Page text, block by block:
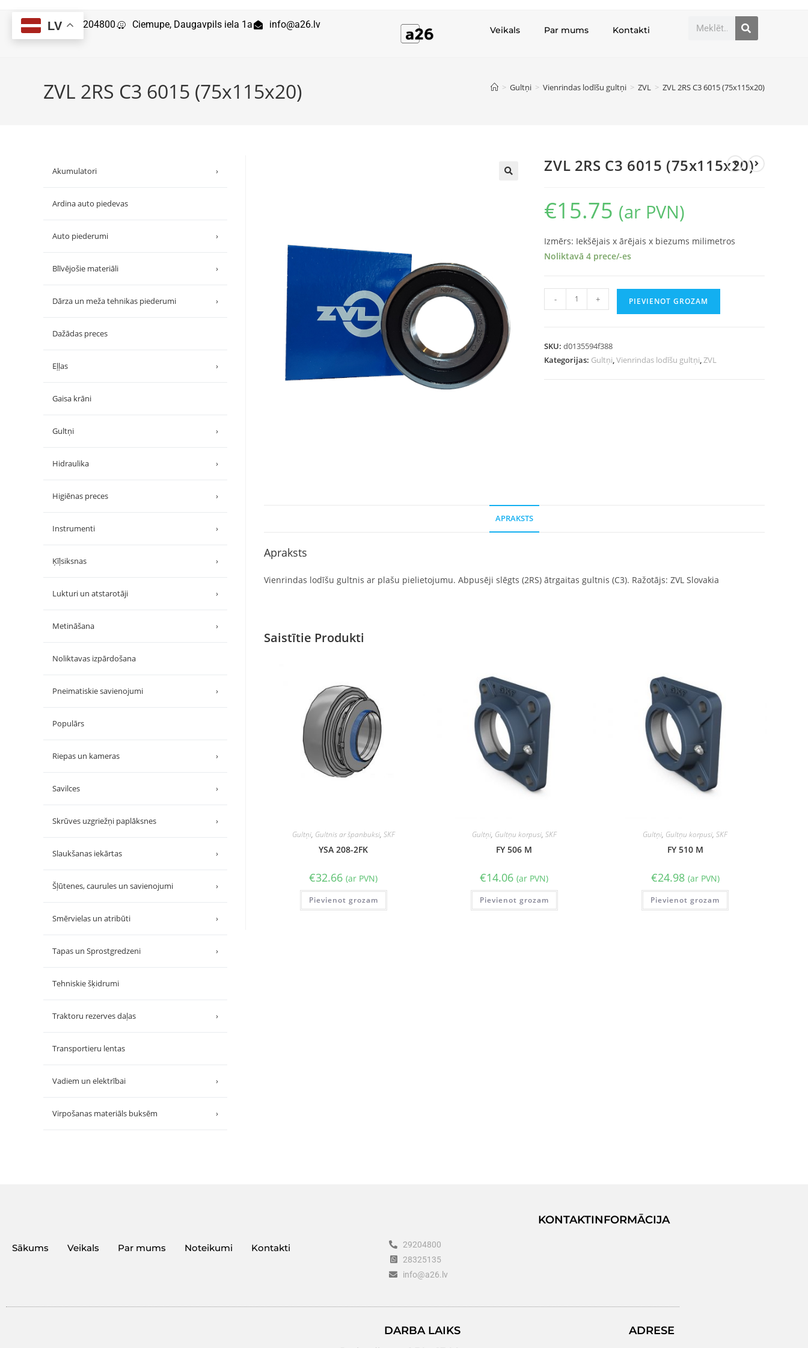
29204800 Ciemupe, Daugavpils iela 1a info@a26.lv Veikals Par mums Kontakti
ZVL 2RS C3 6015 (75x115x20) > Gultņi > Vienrindas lodīšu gultņi > ZVL > ZVL 2RS C3 6015 (75x115x20)
ZVL 2RS C3 6015 (75x115x20)
€15.75 (ar PVN)
Izmērs: Iekšējais x ārējais x biezums milimetros
Noliktavā 4 prece/-es
- + PIEVIENOT GROZAM
SKU:d0135594f388
Kategorijas: Gultņi,Vienrindas lodīšu gultņi,ZVL
APRAKSTS
Apraksts
Vienrindas lodīšu gultnis ar plašu pielietojumu. Abpusēji slēgts (2RS) ātrgaitas gultnis (C3). Ražotājs: ZVL Slovakia
Saistītie Produkti
Gultņi, Gultnis ar španbuksi, SKF
YSA 208-2FK
€32.66 (ar PVN)
Pievienot grozam
Gultņi, Gultņu korpusi, SKF
FY 506 M
€14.06 (ar PVN)
Pievienot grozam
Gultņi, Gultņu korpusi,SKF
FY 510 M
€24.98 (ar PVN)
Pievienot grozam
Akumulatori ›
Ardina auto piedevas
Auto piederumi ›
Blīvējošie materiāli ›
Dārza un meža tehnikas piederumi ›
Dažādas preces
Eļļas ›
Gaisa krāni
Gultņi ›
Hidraulika ›
Higiēnas preces ›
Instrumenti ›
Ķīļsiksnas ›
Lukturi un atstarotāji ›
Metināšana ›
Noliktavas izpārdošana
Pneimatiskie savienojumi ›
Populārs
Riepas un kameras ›
Savilces ›
Skrūves uzgriežņi paplāksnes ›
Slaukšanas iekārtas ›
Šļūtenes, caurules un savienojumi ›
Smērvielas un atribūti ›
Tapas un Sprostgredzeni ›
Tehniskie šķidrumi
Traktoru rezerves daļas ›
Transportieru lentas
Vadiem un elektrībai ›
Virpošanas materiāls buksēm ›
Sākums Veikals Par mums Noteikumi Kontakti
KONTAKTINFORMĀCIJA
29204800
28325135
info@a26.lv
DARBA LAIKS ADRESE
LV